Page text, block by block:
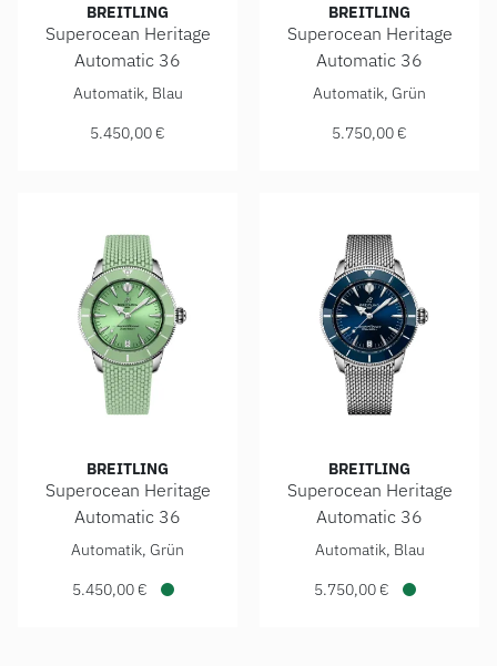
BREITLING
Superocean Heritage
Automatic 36
Breitling Superocean Heritage Automatic 36, Ref:
Automatik, Blau
5.450,00 €
BREITLING
Superocean Heritage
Automatic 36
Breitling Superocean
Automatik, Grün
5.750,00 €
BREITLING
Superocean Heritage
Automatic 36
Breitling Superocean Heritage Automatic 36, Ref:
Automatik, Grün
5.450,00 €
BREITLING
Superocean Heritage
Automatic 36
Breitling Superocean
Automatik, Blau
5.750,00 €